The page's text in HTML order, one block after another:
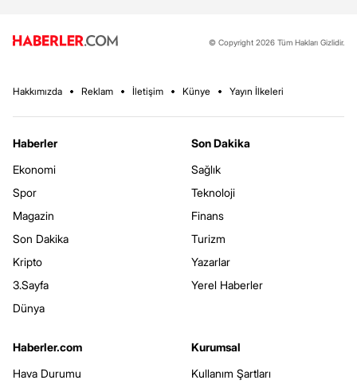
© Copyright 2026 Tüm Hakları Gizlidir.
Hakkımızda Reklam İletişim Künye Yayın İlkeleri
Haberler
Ekonomi
Spor
Magazin
Son Dakika
Kripto
3.Sayfa
Dünya
Son Dakika
Sağlık
Teknoloji
Finans
Turizm
Yazarlar
Yerel Haberler
Haberler.com
Hava Durumu
Kurumsal
Kullanım Şartları